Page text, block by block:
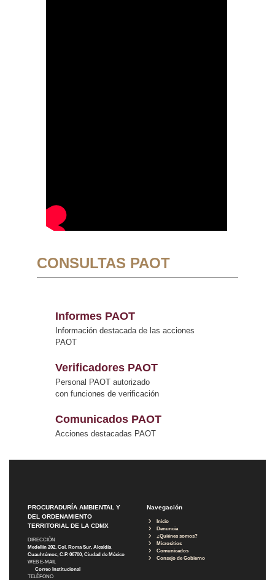
CONSULTAS PAOT
Informes PAOT
Información destacada de las acciones
PAOT
Verificadores PAOT
Personal PAOT autorizado
con funciones de verificación
Comunicados PAOT
Acciones destacadas PAOT
PROCURADURÍA AMBIENTAL Y
DEL ORDENAMIENTO
TERRITORIAL DE LA CDMX
DIRECCIÓN
Medellín 202, Col. Roma Sur, Alcaldía
Cuauhtémoc, C.P. 06700, Ciudad de México
WEB E-MAIL
Correo Institucional
TELÉFONO
Navegación
Inicio
Denuncia
¿Quiénes somos?
Micrositios
Comunicados
Consejo de Gobierno